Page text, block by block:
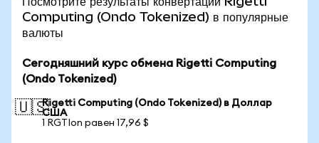
Computing (Ondo Tokenized) в популярные
валюты
Сегодняшний курс обмена Rigetti Computing
(Ondo Tokenized)
🇺🇸Rigetti Computing (Ondo Tokenized) в Доллар
США
1 RGTIon равен 17,96 $